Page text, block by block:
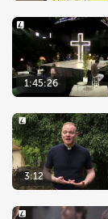
1:45:26
3:12